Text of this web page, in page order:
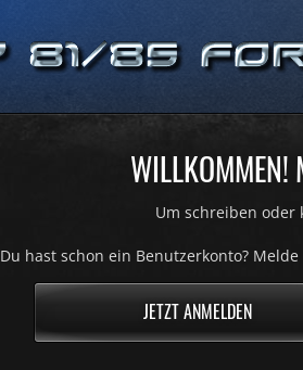
WILLKOMMEN!
Um schreiben oder
Du hast schon ein Benutzerkonto?
JETZT ANMELDEN